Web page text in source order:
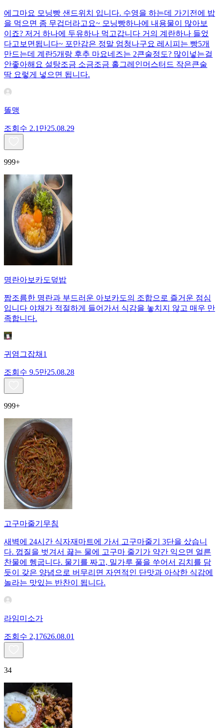
에그마요 모닝빵 샌드위치 입니다. 수영을 하는데 가기전에 밥
을 먹으면 좀 무겁더라고요~ 모닝빵하나에 내용물이 많아보
이죠? 저거 하나에 두유하나 먹고갑니다 거의 계란하나 들었
다고보면됩니다~ 포만감은 정말 엄청나구요 레시피는 빵5개
만드는데 계란5개랑 후추 마요네즈는 2큰술정도? 많이넣는걸
안좋아해요 설탕조금 소금조금 홀그레인머스터드 작은큰술
딱 요렇게 넣으면 됩니다.
똘맹
조회수 2.1만25.08.29
999+
명란아보카도덮밥
짭조름한 명란과 부드러운 아보카도의 조합으로 즐거운 점심
입니다 야채가 적절하게 들어가서 식감을 놓치지 않고 매우 만
족합니다.
귀염그잡채1
조회수 9.5만25.08.28
999+
고구마줄기무침
새벽에 24시간 식자재마트에 가서 고구마줄기 3단을 샀습니
다. 껍질을 벗겨서 끓는 물에 고구마 줄기가 약간 익으면 얼른
찬물에 헹굽니다. 물기를 짜고, 밀가루 풀을 쑤어서 김치를 담
듯이 갖은 양념으로 버무리면 자연적인 단맛과 아삭한 식감에
놀라는 맛있는 반찬이 됩니다.
라임미소가
조회수 2,17626.08.01
34